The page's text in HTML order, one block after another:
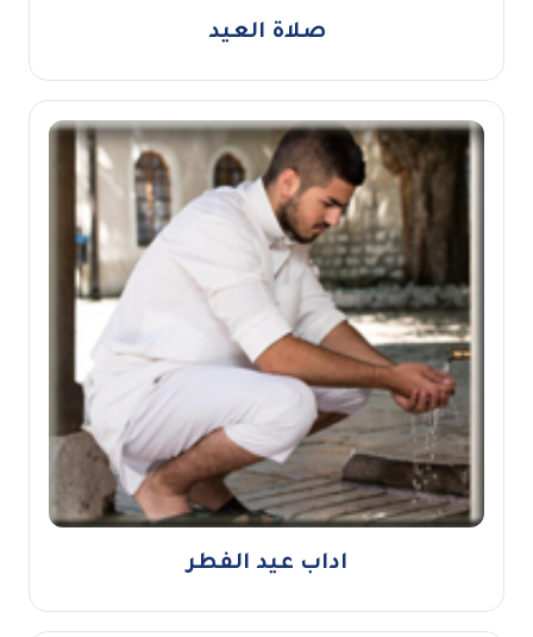
صلاة العيد
اداب عيد الفطر